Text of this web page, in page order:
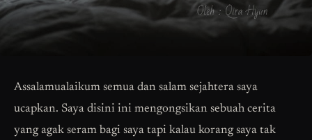
Assalamualaikum semua dan salam sejahtera saya
ucapkan. Saya disini ini mengongsikan sebuah cerita
yang agak seram bagi saya tapi kalau korang saya tak